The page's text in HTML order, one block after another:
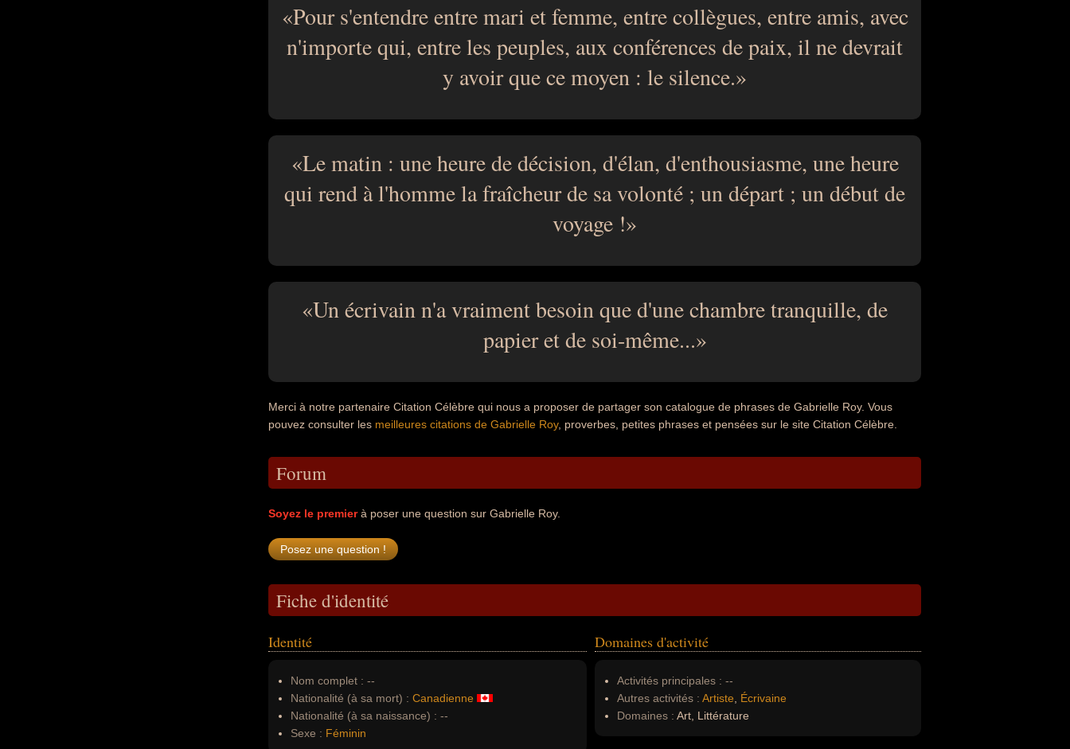
Pour s'entendre entre mari et femme, entre collègues, entre amis, avec
n'importe qui, entre les peuples, aux conférences de paix, il ne devrait
y avoir que ce moyen : le silence.
Le matin : une heure de décision, d'élan, d'enthousiasme, une heure
qui rend à l'homme la fraîcheur de sa volonté ; un départ ; un début de
voyage !
Un écrivain n'a vraiment besoin que d'une chambre tranquille, de
papier et de soi-même...
Merci à notre partenaire Citation Célèbre qui nous a proposer de partager son catalogue de phrases de Gabrielle Roy. Vous
pouvez consulter les meilleures citations de Gabrielle Roy, proverbes, petites phrases et pensées sur le site Citation Célèbre.
Forum
Soyez le premierà poser une question sur Gabrielle Roy.
Fiche d'identité
Identité
Nom complet : --
Nationalité (à sa mort) : Canadienne
Nationalité (à sa naissance) : --
Sexe : Féminin
Domaines d'activité
Activités principales : --
Autres activités : Artiste
Écrivaine
Domaines : Art, Littérature